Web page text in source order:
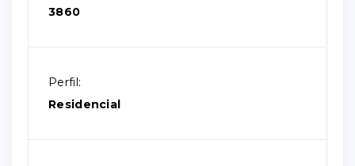
3860
Perfil:
Residencial